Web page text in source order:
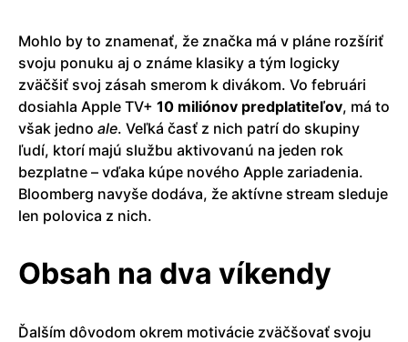
Mohlo by to znamenať, že značka má v pláne rozšíriť
svoju ponuku aj o známe klasiky a tým logicky
zväčšiť svoj zásah smerom k divákom. Vo februári
dosiahla Apple TV+ 10 miliónov predplatiteľov, má to
však jedno ale. Veľká časť z nich patrí do skupiny
ľudí, ktorí majú službu aktivovanú na jeden rok
bezplatne – vďaka kúpe nového Apple zariadenia.
Bloomberg navyše dodáva, že aktívne stream sleduje
len polovica z nich.
Obsah na dva víkendy
Ďalším dôvodom okrem motivácie zväčšovať svoju